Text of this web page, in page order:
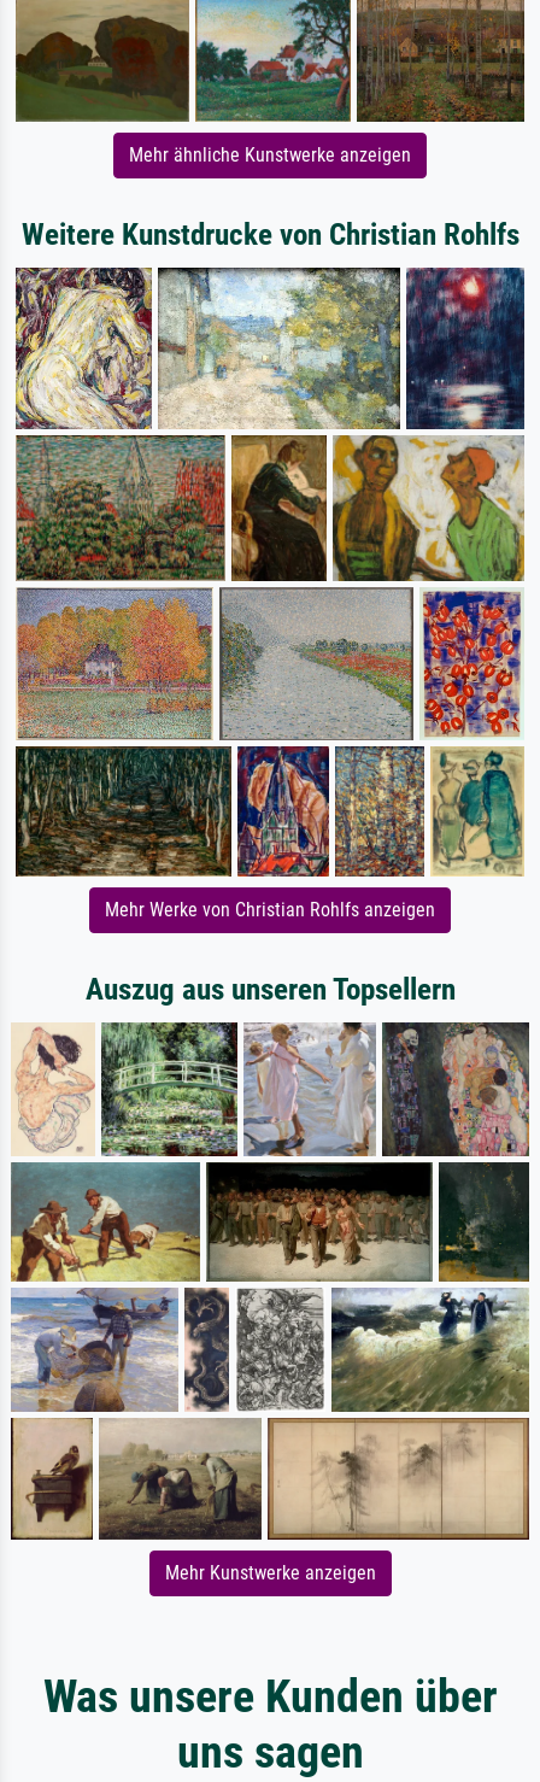
Mehr ähnliche Kunstwerke anzeigen
Weitere Kunstdrucke von Christian Rohlfs
Mehr Werke von Christian Rohlfs anzeigen
Auszug aus unseren Topsellern
Mehr Kunstwerke anzeigen
Was unsere Kunden über
uns sagen